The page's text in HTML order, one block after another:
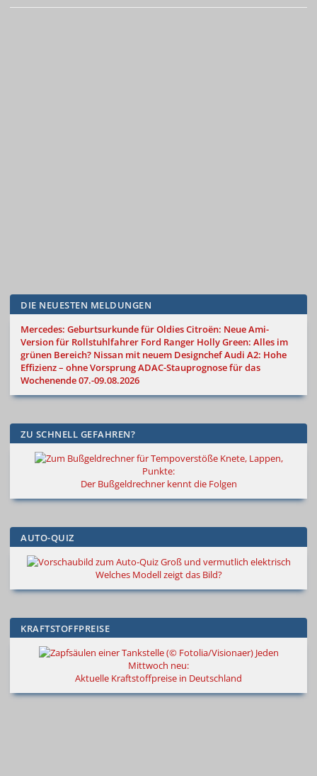
DIE NEUESTEN MELDUNGEN
Mercedes: Geburtsurkunde für OldiesCitroën: Neue Ami-
Version für Rollstuhlfahrer Ford Ranger Holly Green: Alles im
grünen Bereich? Nissan mit neuem DesignchefAudi A2: Hohe
Effizienz – ohne VorsprungADAC-Stauprognose für das
Wochenende 07.-09.08.2026
ZU SCHNELL GEFAHREN?
Knete, Lappen,
Punkte:
Der Bußgeldrechner kennt die Folgen
AUTO-QUIZ
Groß und vermutlich elektrisch
Welches Modell zeigt das Bild?
KRAFTSTOFFPREISE
Jeden
Mittwoch neu:
Aktuelle Kraftstoffpreise in Deutschland